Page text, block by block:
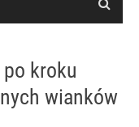
kroku
wianków